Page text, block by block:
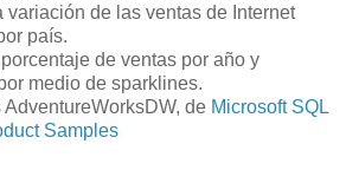
variación de las ventas de Internet
país.
de ventas por año y
medio de sparklines.
AdventureWorksDW, de Microsoft SQL
Samples